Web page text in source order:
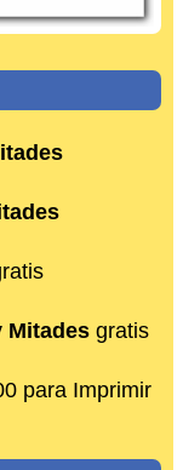
Mitades gratis
para Imprimir